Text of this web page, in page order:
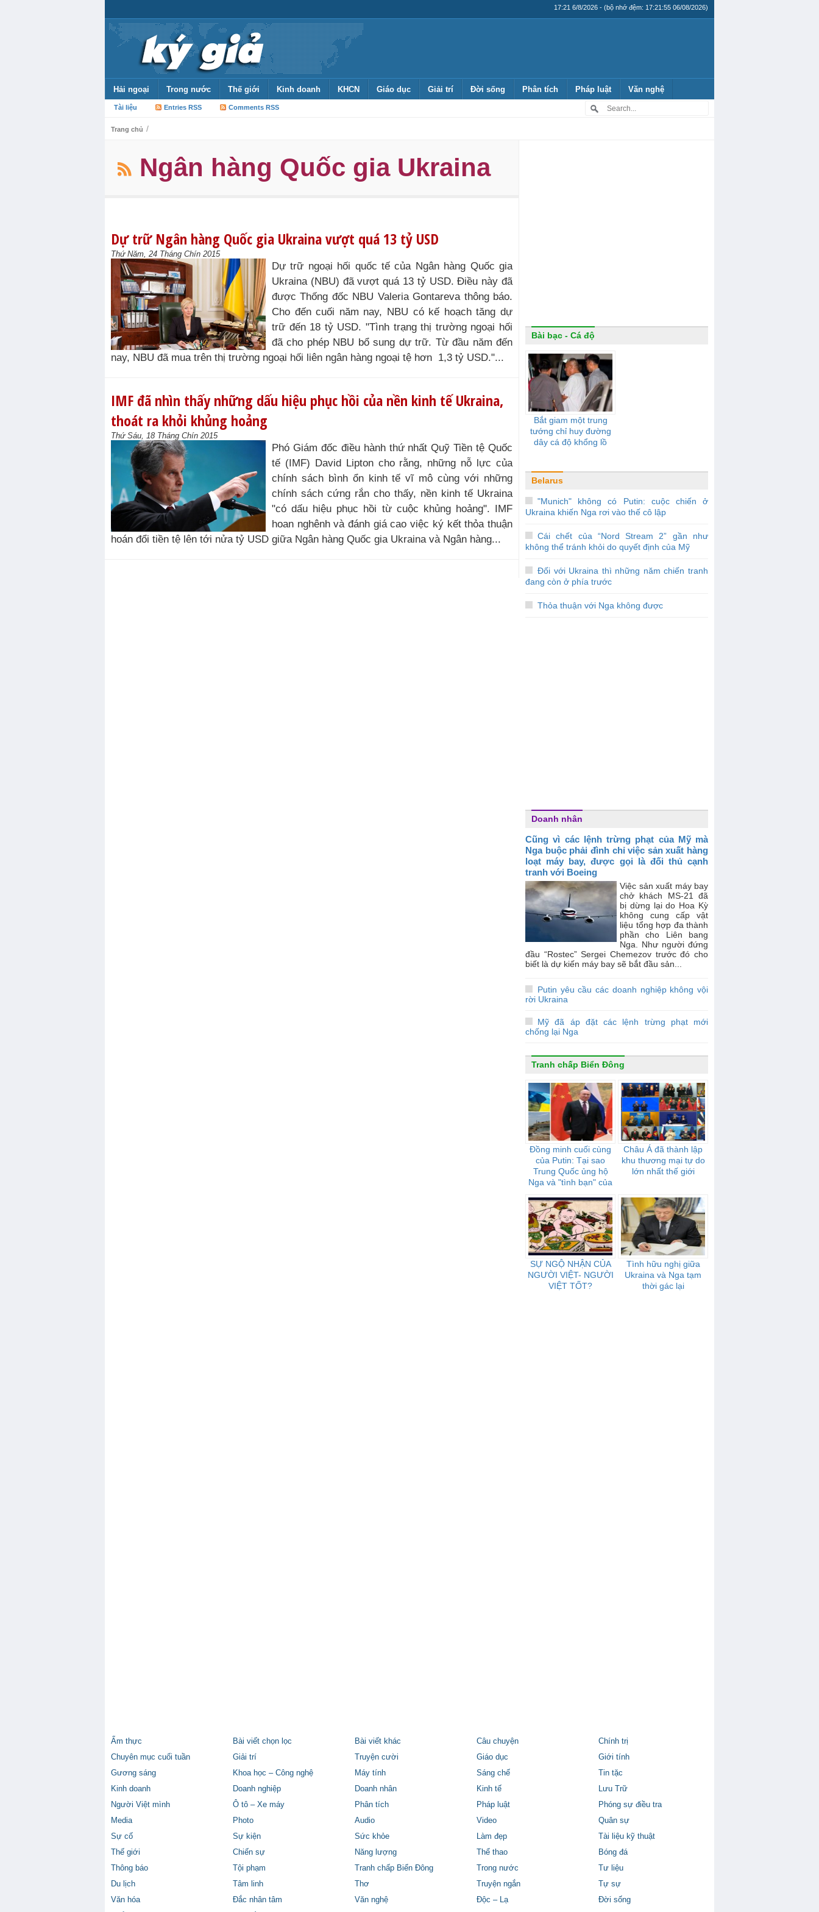
17:21 6/8/2026 - (bộ nhớ đệm: 17:21:55 06/08/2026)
Hải ngoại Trong nước Thế giới Kinh doanh KHCN Giáo dục Giải trí Đời sống Phân tích Pháp luật Văn nghệ
Tài liệu Entries RSS Comments RSS
Trang chủ /
Ngân hàng Quốc gia Ukraina
Dự trữ Ngân hàng Quốc gia Ukraina vượt quá 13 tỷ USD
Thứ Năm, 24 Tháng Chín 2015
Dự trữ ngoại hối quốc tế của Ngân hàng Quốc gia
Ukraina (NBU) đã vượt quá 13 tỷ USD. Điều này đã
được Thống đốc NBU Valeria Gontareva thông báo.
Cho đến cuối năm nay, NBU có kế hoạch tăng dự
trữ đến 18 tỷ USD. "Tình trạng thị trường ngoại hối
đã cho phép NBU bổ sung dự trữ. Từ đầu năm đến
nay, NBU đã mua trên thị trường ngoại hối liên ngân hàng ngoại tệ hơn 1,3 tỷ USD."...
IMF đã nhìn thấy những dấu hiệu phục hồi của nền kinh tế Ukraina,
thoát ra khỏi khủng hoảng
Thứ Sáu, 18 Tháng Chín 2015
Phó Giám đốc điều hành thứ nhất Quỹ Tiền tệ Quốc
tế (IMF) David Lipton cho rằng, những nỗ lực của
chính sách bình ổn kinh tế vĩ mô cùng với những
chính sách cứng rắn cho thấy, nền kinh tế Ukraina
"có dấu hiệu phục hồi từ cuộc khủng hoảng". IMF
hoan nghênh và đánh giá cao việc ký kết thỏa thuận
hoán đổi tiền tệ lên tới nửa tỷ USD giữa Ngân hàng Quốc gia Ukraina và Ngân hàng...
Bài bạc - Cá độ
Bắt giam một trung
tướng chỉ huy đường
dây cá độ khổng lồ
Belarus
"Munich" không có Putin: cuộc chiến ở
Ukraina khiến Nga rơi vào thế cô lập
Cái chết của “Nord Stream 2” gần như
không thể tránh khỏi do quyết định của Mỹ
Đối với Ukraina thì những năm chiến tranh
đang còn ở phía trước
Thỏa thuận với Nga không được
Doanh nhân
Cũng vì các lệnh trừng phạt của Mỹ mà
Nga buộc phải đình chỉ việc sản xuất hàng
loạt máy bay, được gọi là đối thủ cạnh
tranh với Boeing
Việc sản xuất máy bay
chở khách MS-21 đã
bị dừng lại do Hoa Kỳ
không cung cấp vật
liệu tổng hợp đa thành
phần cho Liên bang
Nga. Như người đứng
đầu “Rostec” Sergei Chemezov trước đó cho
biết là dự kiến máy bay sẽ bắt đầu sản...
Putin yêu cầu các doanh nghiệp không vội
rời Ukraina
Mỹ đã áp đặt các lệnh trừng phạt mới
chống lại Nga
Tranh chấp Biển Đông
Đồng minh cuối cùng
của Putin: Tại sao
Trung Quốc ủng hộ
Nga và "tình bạn" của
nào
Châu Á đã thành lập
khu thương mại tự do
lớn nhất thế giới
SỰ NGỘ NHẬN CỦA
NGƯỜI VIỆT- NGƯỜI
VIỆT TỐT?
Tình hữu nghị giữa
Ukraina và Nga tạm
thời gác lại
Ẩm thực Bài viết chọn lọc Bài viết khác Câu chuyện
Chính trị
Chuyên mục cuối tuần
Giải trí Truyện cười Giáo dục
Giới tính
Gương sáng
Khoa học – Công nghệ Máy tính Sáng chế
Tin tặc
Kinh doanh
Doanh nghiệp Doanh nhân Kinh tế
Lưu Trữ
Người Việt mình
Ô tô – Xe máy Phân tích Pháp luật
Phóng sự điều tra
Media
Photo Audio Video
Quân sự
Sự cố
Sự kiện Sức khỏe Làm đẹp
Tài liệu kỹ thuật
Thế giới
Chiến sự Năng lượng Thể thao
Bóng đá
Thông báo
Tội phạm Tranh chấp Biển Đông Trong nước
Tư liệu
Du lịch
Tâm linh Thơ Truyện ngắn
Tự sự
Văn hóa
Đắc nhân tâm Văn nghệ Độc – Lạ
Đời sống